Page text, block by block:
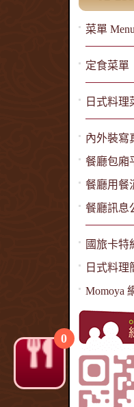
菜單 Menu
定食菜單
日式料理
內外裝寫
餐廳包廂
餐廳用餐
餐廳訊息
國旅卡特
日式料理
Momoya
0